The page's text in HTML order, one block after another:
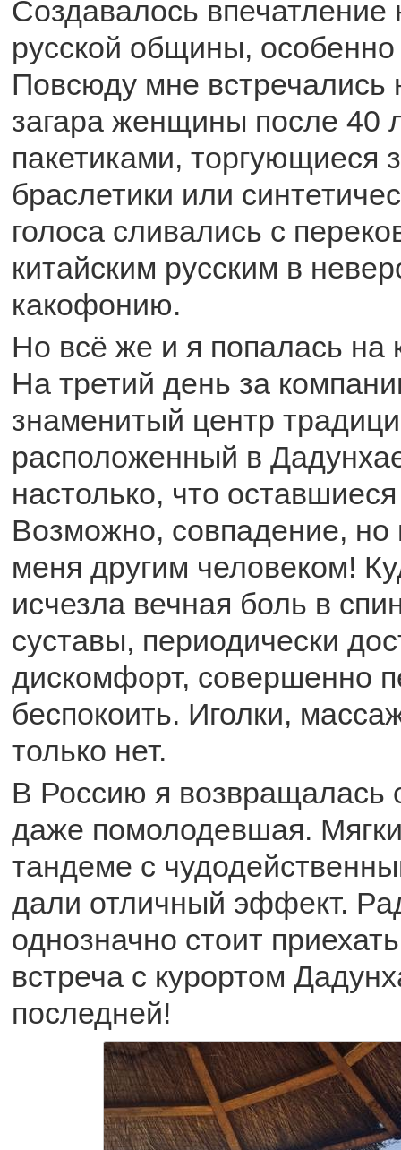
Создавалось впечатление
русской общины,
Повсюду мне встречались
загара женщины после 40
пакетиками, торгующиеся
браслетики или
голоса сливались с
китайским русским в
какофонию.
Но всё же и я попалась на
На третий день за
знаменитый центр
расположенный в
настолько, что
Возможно, совпадение, но
меня другим человеком!
исчезла вечная боль в
суставы, периодически
дискомфорт, совершенно
беспокоить. Иголки,
только нет.
В Россию я возвращалась
даже помолодевшая.
тандеме с
дали отличный эффект.
однозначно стоит
встреча с курортом
последней!